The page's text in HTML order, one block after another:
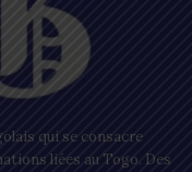
qui se consacre
liées au Togo. Des